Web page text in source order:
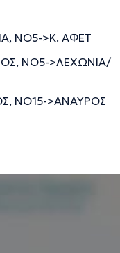
ΝΟ5->Κ. ΑΦΕΤ
ΝΟ5->ΛΕΧΩΝΙΑ/
ΝΟ15->ΑΝΑΥΡΟΣ